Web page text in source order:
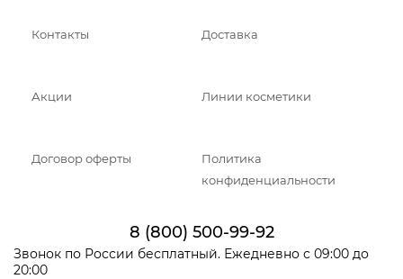
Контакты Доставка
Акции Линии косметики
Договор оферты
Политика
конфиденциальности
8 (800) 500-99-92
Звонок по России бесплатный. Ежедневно с 09:00 до
20:00